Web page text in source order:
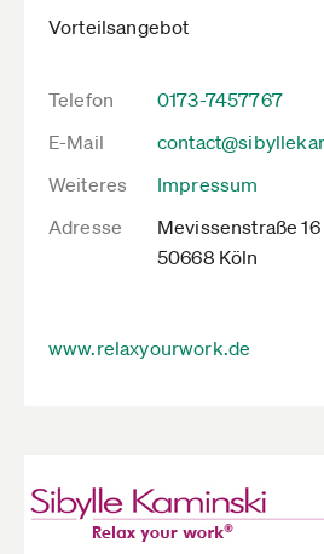
Vorteilsangebot
Telefon
0173-7457767
E-Mail
Weiteres
Impressum
Adresse
Mevissenstraße 16
50668 Köln
www.relaxyourwork.de